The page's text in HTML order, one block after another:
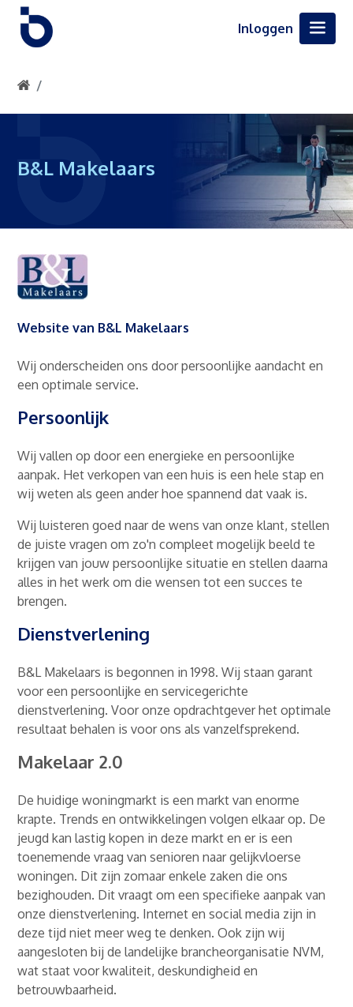
Inloggen
B&L Makelaars
Website van B&L Makelaars
Wij onderscheiden ons door persoonlijke aandacht en
een optimale service.
Persoonlijk
Wij vallen op door een energieke en persoonlijke
aanpak. Het verkopen van een huis is een hele stap en
wij weten als geen ander hoe spannend dat vaak is.
Wij luisteren goed naar de wens van onze klant, stellen
de juiste vragen om zo'n compleet mogelijk beeld te
krijgen van jouw persoonlijke situatie en stellen daarna
alles in het werk om die wensen tot een succes te
brengen.
Dienstverlening
B&L Makelaars is begonnen in 1998. Wij staan garant
voor een persoonlijke en servicegerichte
dienstverlening. Voor onze opdrachtgever het optimale
resultaat behalen is voor ons als vanzelfsprekend.
Makelaar 2.0
De huidige woningmarkt is een markt van enorme
krapte. Trends en ontwikkelingen volgen elkaar op. De
jeugd kan lastig kopen in deze markt en er is een
toenemende vraag van senioren naar gelijkvloerse
woningen. Dit zijn zomaar enkele zaken die ons
bezighouden. Dit vraagt om een specifieke aanpak van
onze dienstverlening. Internet en social media zijn in
deze tijd niet meer weg te denken. Ook zijn wij
aangesloten bij de landelijke brancheorganisatie NVM,
wat staat voor kwaliteit, deskundigheid en
betrouwbaarheid.